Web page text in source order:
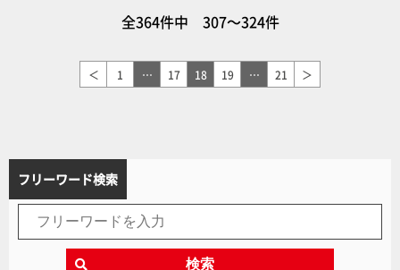
全364件中 307～324件
＜ 1 … 17 18 19 … 21 ＞
フリーワード検索
検索